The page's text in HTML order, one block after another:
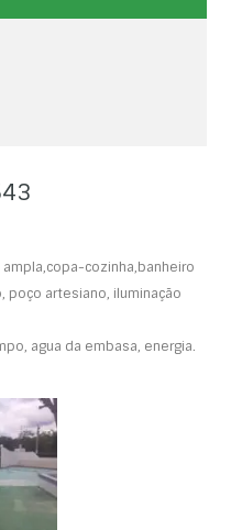
cozinha,banheiro
artesiano, iluminação
agua da embasa, energia.